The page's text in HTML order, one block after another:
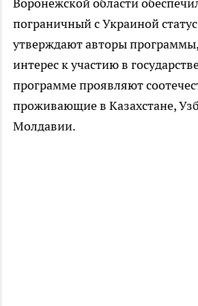
пограничный с Украиной
утверждают авторы
интерес к участию в
программе проявляют
проживающие в Казахстане,
Молдавии.